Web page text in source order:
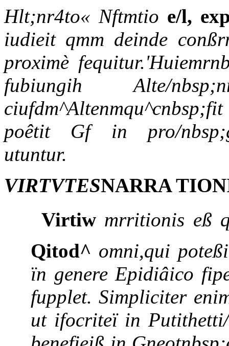
Hlt;nr4to« Nftmtio e/l,
iudieit qmm deinde
proximè
fubiungih Alte/
poêtit Gf in pro/
utuntur.
VIRTVTESNARRA
Virtiw mrritionis eß
Qitod^ omni,qui
ïn genere Epidiâico
fupplet. Simpliciter
ut ifocriteï in